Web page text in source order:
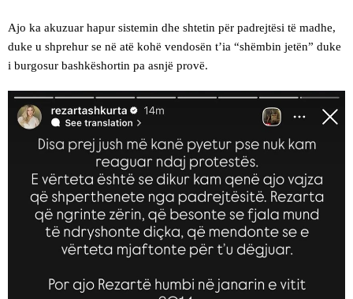
Ajo ka akuzuar hapur sistemin dhe shtetin për padrejtësi të madhe,
duke u shprehur se në atë kohë vendosën t’ia “shëmbin jetën” duke
i burgosur bashkëshortin pa asnjë provë.